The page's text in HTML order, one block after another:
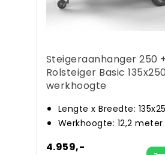
Steigeraanhanger 250 +
Rolsteiger Basic
werkhoogte
Lengte x Breedte:
Werkhoogte: 12,2 meter
4.959,-